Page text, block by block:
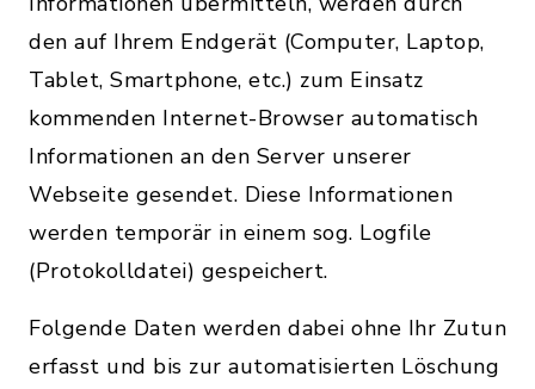
den auf Ihrem Endgerät (Computer, Laptop,
Tablet, Smartphone, etc.) zum Einsatz
kommenden Internet-Browser automatisch
Informationen an den Server unserer
Webseite gesendet. Diese Informationen
werden temporär in einem sog. Logfile
(Protokolldatei) gespeichert.
Folgende Daten werden dabei ohne Ihr Zutun
erfasst und bis zur automatisierten Löschung